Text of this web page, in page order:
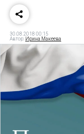
30.08.2018 00:15
Автор: Ирина Макеева